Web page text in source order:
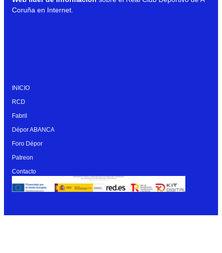
Coruña en Internet.
INICIO
RCD
Fabril
Dépor ABANCA
Foro Dépor
Patreon
Contacto